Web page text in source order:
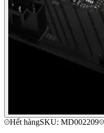
Hết hàngSKU: MD002209